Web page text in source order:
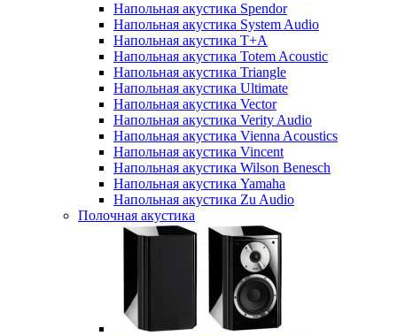
Напольная акустика Spendor
Напольная акустика System Audio
Напольная акустика T+A
Напольная акустика Totem Acoustic
Напольная акустика Triangle
Напольная акустика Ultimate
Напольная акустика Vector
Напольная акустика Verity Audio
Напольная акустика Vienna Acoustics
Напольная акустика Vincent
Напольная акустика Wilson Benesch
Напольная акустика Yamaha
Напольная акустика Zu Audio
Полочная акустика